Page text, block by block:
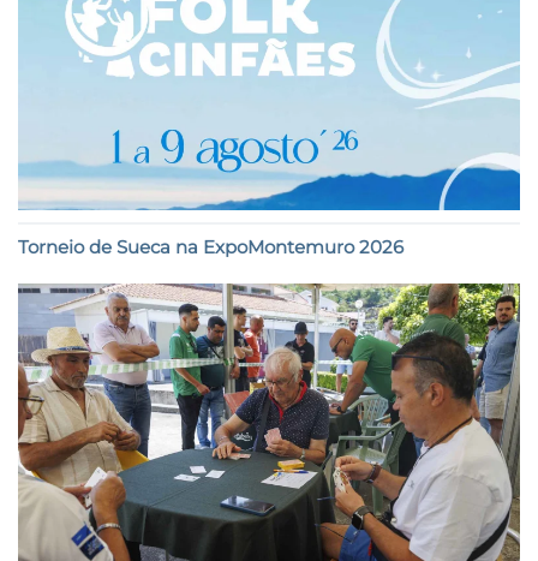
Torneio de Sueca na ExpoMontemuro 2026